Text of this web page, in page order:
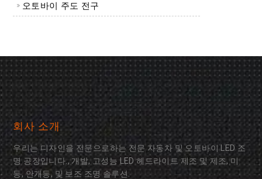
오토바이 주도 전구
회사 소개
우리는 디자인을 전문으로하는 전문 자동차 및 오토바이 LED 조
명 공장입니다., 개발, 고성능 LED 헤드라이트 제조 및 제조, 미
등, 안개등, 및 보조 조명 솔루션.